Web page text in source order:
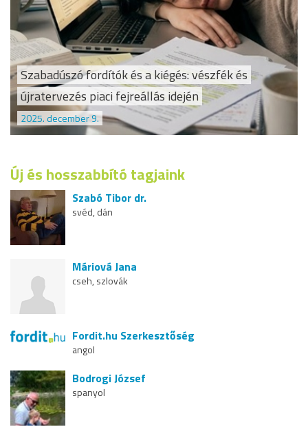
Szabadúszó fordítók és a kiégés: vészfék és
újratervezés piaci fejreállás idején
2025. december 9.
Új és hosszabbító tagjaink
Szabó Tibor dr.
svéd, dán
Máriová Jana
cseh, szlovák
Fordit.hu Szerkesztőség
angol
Bodrogi József
spanyol